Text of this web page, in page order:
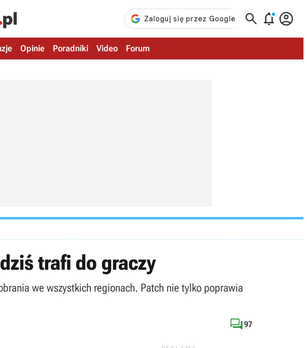
  
Opinie Poradniki Video Forum
trafi do graczy
we wszystkich regionach. Patch nie tylko poprawia
97